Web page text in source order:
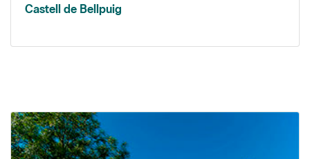
Castell de Bellpuig